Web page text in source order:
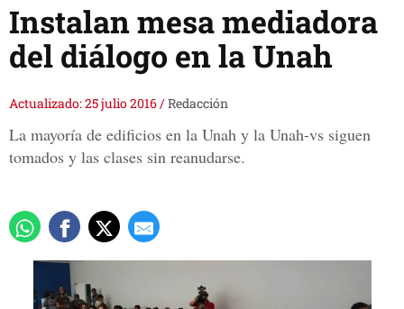
Instalan mesa mediadora
del diálogo en la Unah
Actualizado: 25 julio 2016/Redacción
La mayoría de edificios en la Unah y la Unah-vs siguen
tomados y las clases sin reanudarse.